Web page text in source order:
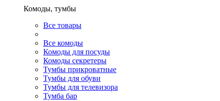
Комоды, тумбы
Все товары
Все комоды
Комоды для посуды
Комоды секретеры
Тумбы прикроватные
Тумбы для обуви
Тумбы для телевизора
Тумба бар